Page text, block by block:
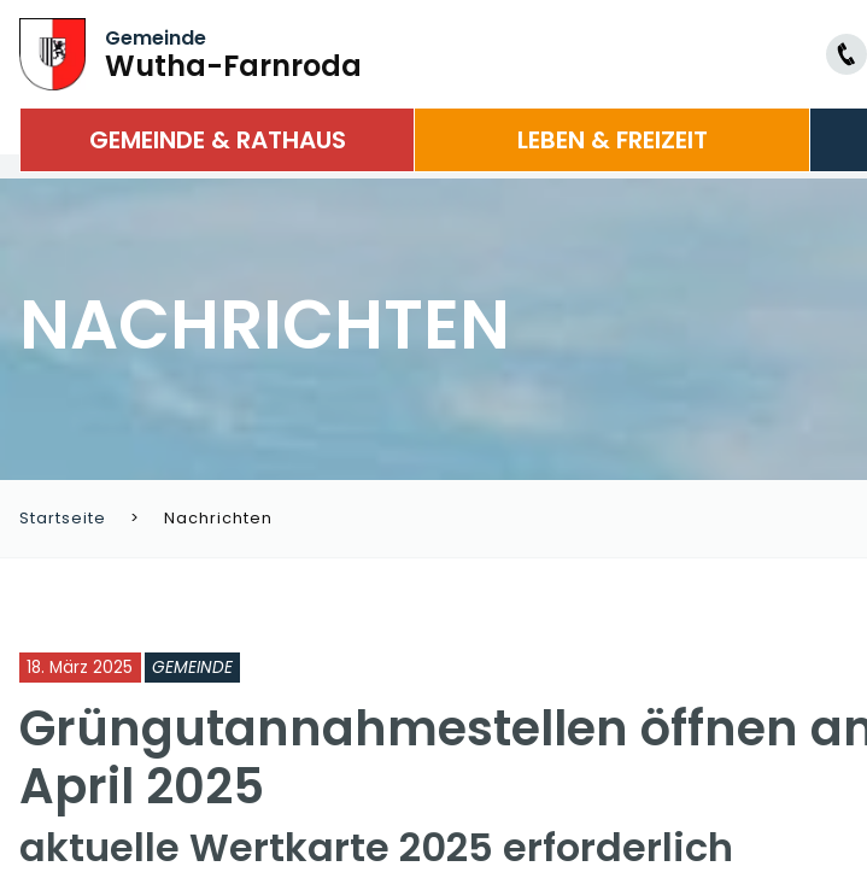
Gemeinde
Wutha-Farnroda
GEMEINDE & RATHAUS LEBEN & FREIZEIT
NACHRICHTEN
Startseite Nachrichten
18. März 2025 GEMEINDE
Grüngutannahmestellen öffnen
April 2025
aktuelle Wertkarte 2025 erforderlich